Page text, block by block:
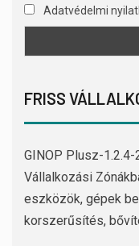
Adatvédelmi
FRISS
GINOP Plusz-
Vállalkozási
eszközök, gépek
korszerűsítés,